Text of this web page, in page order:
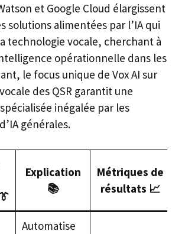
et Google Cloud élargissent
solutions alimentées par l’IA qui
technologie vocale, cherchant à
opérationnelle dans les
le focus unique de Vox AI sur
des QSR garantit une
inégalée par les
générales.
Explication
📚
Métriques de
résultats 📈
Automatise